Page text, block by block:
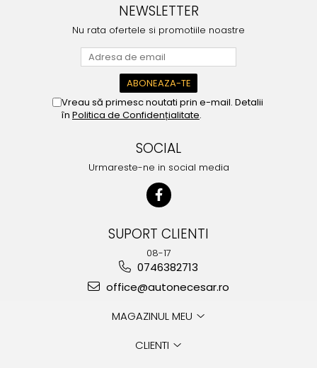
NEWSLETTER
Nu rata ofertele si promotiile noastre
Vreau să primesc noutati prin e-mail. Detalii
în Politica de Confidențialitate.
SOCIAL
Urmareste-ne in social media
SUPORT CLIENTI
08-17
0746382713
office@autonecesar.ro
MAGAZINUL MEU
CLIENTI